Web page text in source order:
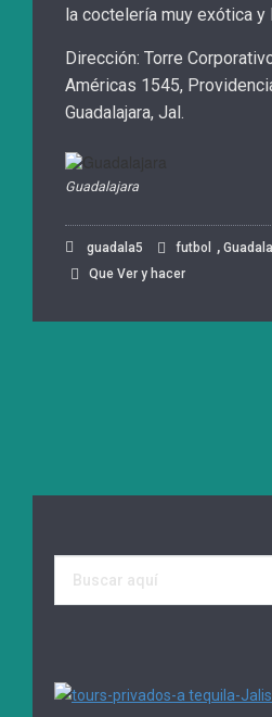
la coctelería muy exótica
Dirección: Torre
Américas 1545,
Guadalajara, Jal.
Guadalajara
guadala5 futbol ,
Que Ver y hacer